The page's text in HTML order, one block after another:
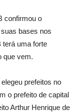
confirmou o
bases nos
terá uma forte
que vem.
prefeitos no
o prefeito de capital
Arthur Henrique de